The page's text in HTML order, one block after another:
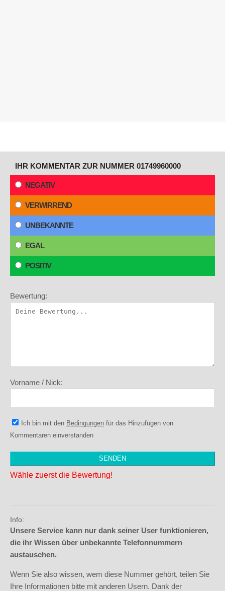
IHR KOMMENTAR ZUR NUMMER 01749960000
NEGATIV
VERWIRREND
UNBEKANNTE
EGAL
POSITIV
Bewertung:
Vorname / Nick:
Ich bin mit den Bedingungen für das Hinzufügen von
Kommentaren einverstanden
Wähle zuerst die Bewertung!
Info:
Unsere Service kann nur dank seiner User funktionieren,
die ihr Wissen über unbekannte Telefonnummern
austauschen.
Wenn Sie also wissen, wem diese Nummer gehört, teilen Sie
Ihre Informationen bitte mit anderen Usern. Dank der